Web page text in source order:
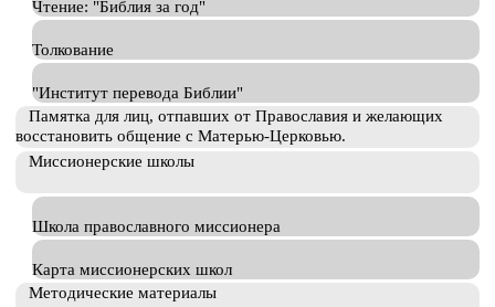
Чтение: "Библия за год"
Толкование
"Институт перевода Библии"
Памятка для лиц, отпавших от Православия и желающих
восстановить общение с Матерью-Церковью.
Миссионерские школы
Школа православного миссионера
Карта миссионерских школ
Методические материалы